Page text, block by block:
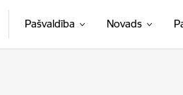
Pašvaldība Novads